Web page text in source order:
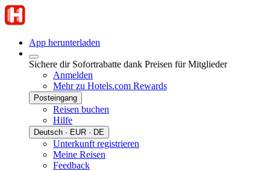
App herunterladen
Sichere dir Sofortrabatte dank Preisen für Mitglieder
Anmelden
Mehr zu Hotels.com Rewards
Posteingang
Reisen buchen
Hilfe
Deutsch · EUR · DE
Unterkunft registrieren
Meine Reisen
Feedback